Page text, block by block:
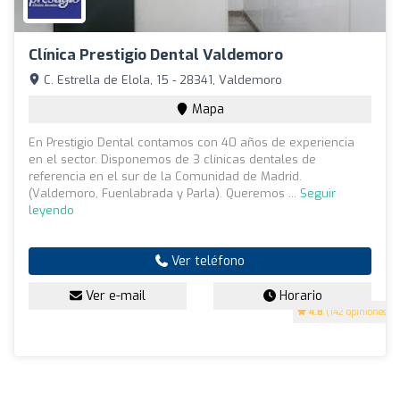
Clínica Prestigio Dental Valdemoro
4.8 (142 opiniones)
C. Estrella de Elola, 15 - 28341, Valdemoro
Mapa
En Prestigio Dental contamos con 40 años de experiencia
en el sector. Disponemos de 3 clínicas dentales de
referencia en el sur de la Comunidad de Madrid.
(Valdemoro, Fuenlabrada y Parla). Queremos ... Seguir
leyendo
Ver teléfono
Ver e-mail Horario